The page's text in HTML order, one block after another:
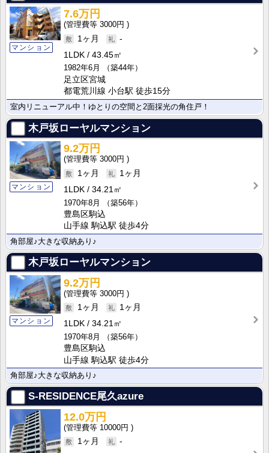
マンション
7.6万円
3000円
1ヶ月
-
1LDK
43.45㎡
1982年6月
（築44年）
足立区宮城
都電荒川線 小台駅 徒歩15分
室内リニューアル中！ゆとりの空間と2面採光の角住戸！
木戸坂ローヤルマンション
マンション
9.2万円
3000円
1ヶ月
1ヶ月
1LDK
34.21㎡
1970年8月
（築56年）
豊島区駒込
山手線 駒込駅 徒歩4分
角部屋♪大きな収納あり♪
木戸坂ローヤルマンション
マンション
9.2万円
3000円
1ヶ月
1ヶ月
1LDK
34.21㎡
1970年8月
（築56年）
豊島区駒込
山手線 駒込駅 徒歩4分
角部屋♪大きな収納あり♪
S-RESIDENCE尾久azure
12.0万円
10000円
1ヶ月
-